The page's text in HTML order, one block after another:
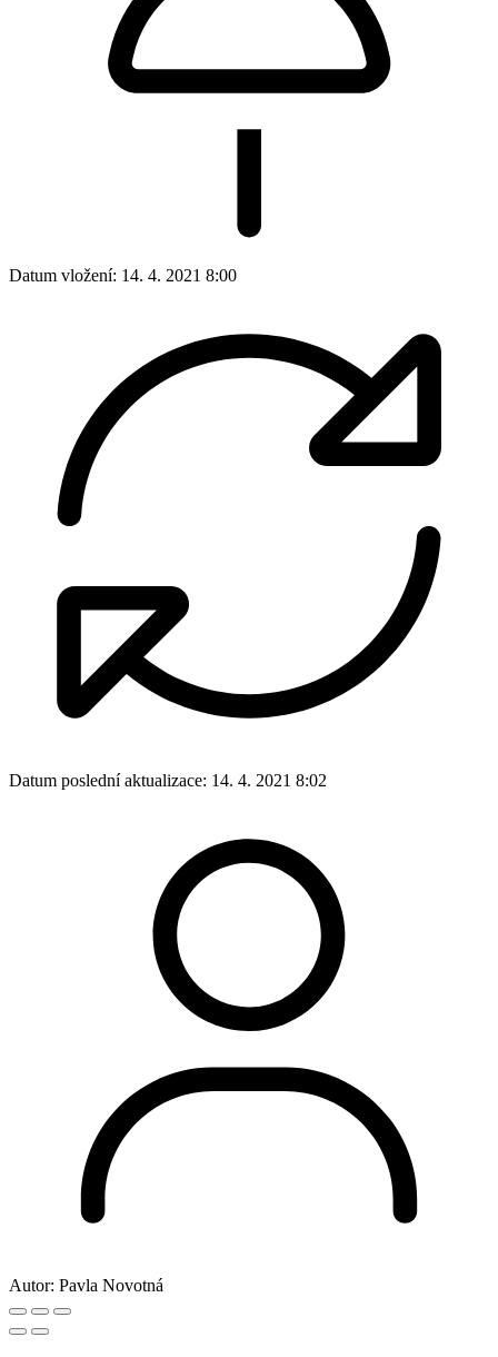
Datum vložení: 14. 4. 2021 8:00
Datum poslední aktualizace: 14. 4. 2021 8:02
Autor: Pavla Novotná